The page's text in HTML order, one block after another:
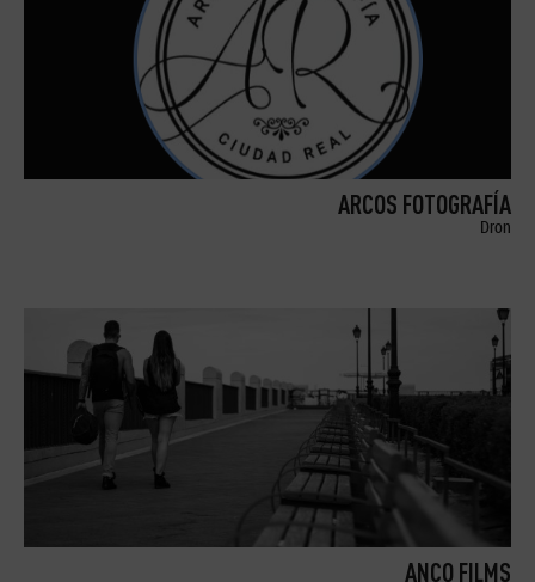
ARCOS FOTOGRAFÍA
Dron
ANCO FILMS